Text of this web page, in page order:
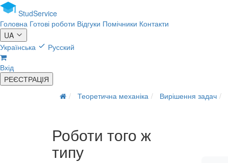
StudService
Головна Готові роботи Відгуки Помічники Контакти
UA
Українська
Русский
Вхід
РЕЄСТРАЦІЯ
Теоретична механіка
Вирішення задач
Роботи того ж
типу